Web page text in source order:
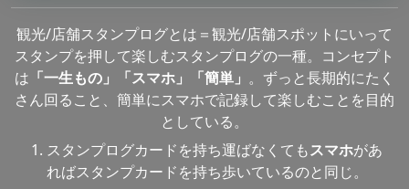
観光/店舗スタンプログとは＝観光/店舗スポットにいって
スタンプを押して楽しむスタンプログの一種。コンセプト
は 「一生もの」「スマホ」「簡単」 。ずっと長期的にたく
さん回ること、簡単にスマホで記録して楽しむことを目的
としている。
スタンプログカードを持ち運ばなくてもスマホがあ
ればスタンプカードを持ち歩いているのと同じ。